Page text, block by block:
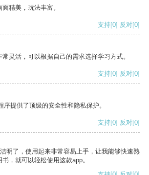
精美，玩法丰富。
支持[0] 反对[0]
灵活，可以根据自己的需求选择学习方式。
支持[0] 反对[0]
提供了顶级的安全性和隐私保护。
支持[0] 反对[0]
明了，使用起来非常容易上手，让我能够快速熟
，就可以轻松使用这款app。